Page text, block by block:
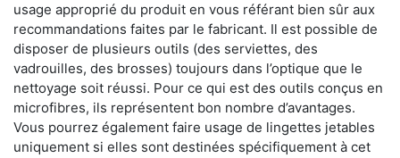
usage approprié du produit en vous référant bien sûr aux
recommandations faites par le fabricant. Il est possible de
disposer de plusieurs outils (des serviettes, des
vadrouilles, des brosses) toujours dans l’optique que le
nettoyage soit réussi. Pour ce qui est des outils conçus en
microfibres, ils représentent bon nombre d’avantages.
Vous pourrez également faire usage de lingettes jetables
uniquement si elles sont destinées spécifiquement à cet